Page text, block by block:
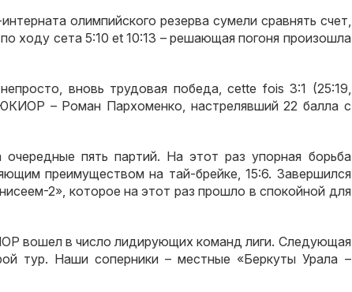
олимпийского резерва сумели сравнять счет,
ходу сета 5:10 et 10:13 – решающая погоня произошла
, вновь трудовая победа, cette fois 3:1 (25:19,
– Роман Пархоменко, настрелявший 22 балла с
очередные пять партий. На этот раз упорная борьба
преимуществом на тай-брейке, 15:6. Завершился
2», которое на этот раз прошло в спокойной для
вошел в число лидирующих команд лиги. Следующая
тур. Наши соперники – местные «Беркуты Урала –